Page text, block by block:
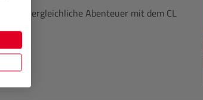
unvergleichliche Abenteuer mit dem CL